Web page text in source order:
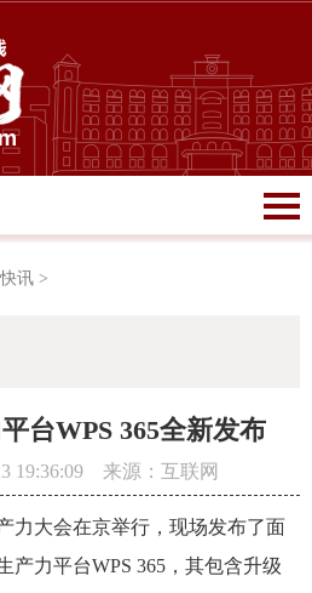
讯 >
台WPS 365全新发布
19:36:09 来源：互联网
力大会在京举行，现场发布了面
产力平台WPS 365，其包含升级